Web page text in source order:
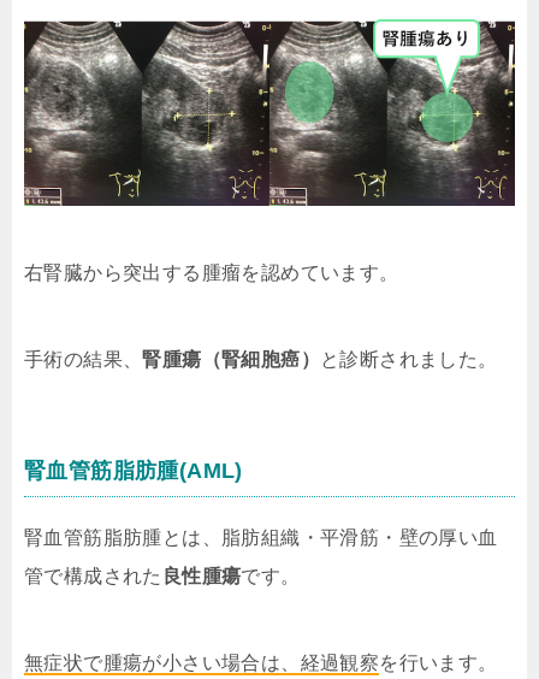
右腎臓から突出する腫瘤を認めています。
手術の結果、腎腫瘍（腎細胞癌） と診断されました。
腎血管筋脂肪腫(AML)
腎血管筋脂肪腫とは、脂肪組織・平滑筋・壁の厚い血
管で構成された 良性腫瘍です。
無症状で腫瘍が小さい場合は、経過観察を行います。